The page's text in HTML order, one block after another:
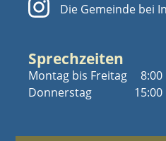
Die Gemeinde bei
Sprechzeiten
Montag bis Freitag
Donnerstag